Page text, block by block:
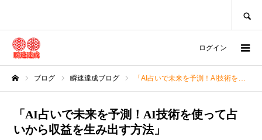
ログイン
ブログ 瞬速達成ブログ 「AI占いで未来を予測！AI技術を使って占いから収益を生み出す方法」
「AI占いで未来を予測！AI技術を使って占
いから収益を生み出す方法」